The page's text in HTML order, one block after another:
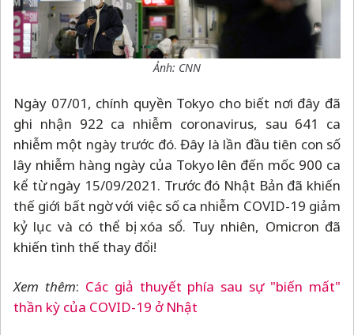
Ảnh: CNN
Ngày 07/01, chính quyền Tokyo cho biết nơi đây đã
ghi nhận 922 ca nhiễm coronavirus, sau 641 ca
nhiễm một ngày trước đó. Đây là lần đầu tiên con số
lây nhiễm hàng ngày của Tokyo lên đến mốc 900 ca
kể từ ngày 15/09/2021. Trước đó Nhật Bản đã khiến
thế giới bất ngờ với việc số ca nhiễm COVID-19 giảm
kỷ lục và có thể bị xóa sổ. Tuy nhiên, Omicron đã
khiến tình thế thay đổi!
Xem thêm: Các giả thuyết phía sau sự "biến mất"
thần kỳ của COVID-19 ở Nhật